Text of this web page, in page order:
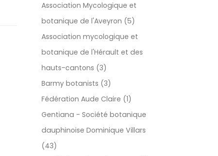
Association Mycologique et
botanique de l'Aveyron (5)
Association mycologique et
botanique de l'Hérault et des
hauts-cantons (3)
Barmy botanists (3)
Fédération Aude Claire (1)
Gentiana - Société botanique
dauphinoise Dominique Villars
(43)